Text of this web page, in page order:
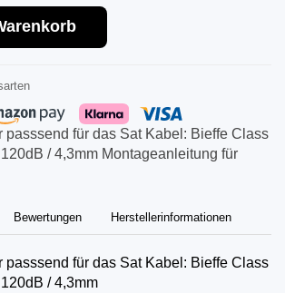
passsend für das Sat Kabel: Bieffe Class
/ 4,3mm Montageanleitung für
Bewertungen Herstellerinformationen
passsend für das Sat Kabel: Bieffe Class
/ 4,3mm